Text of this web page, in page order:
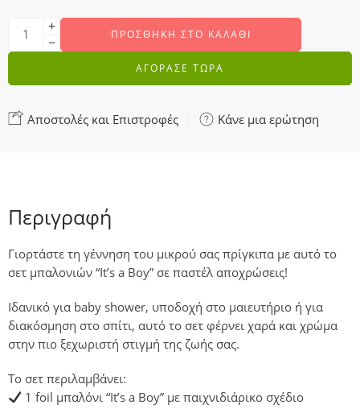
ΠΡΟΣΘΉΚΗ ΣΤΟ ΚΑΛΆΘΙ
ΑΓΟΡΑΣΕ ΤΩΡΑ
Αποστολές και Επιστροφές Κάνε μια ερώτηση
Περιγραφή
Γιορτάστε τη γέννηση του μικρού σας πρίγκιπα με αυτό το
σετ μπαλονιών “It’s a Boy” σε παστέλ αποχρώσεις!
Ιδανικό για baby shower, υποδοχή στο μαιευτήριο ή για
διακόσμηση στο σπίτι, αυτό το σετ φέρνει χαρά και χρώμα
στην πιο ξεχωριστή στιγμή της ζωής σας.
Το σετ περιλαμβάνει:
1 foil μπαλόνι “It’s a Boy” με παιχνιδιάρικο σχέδιο